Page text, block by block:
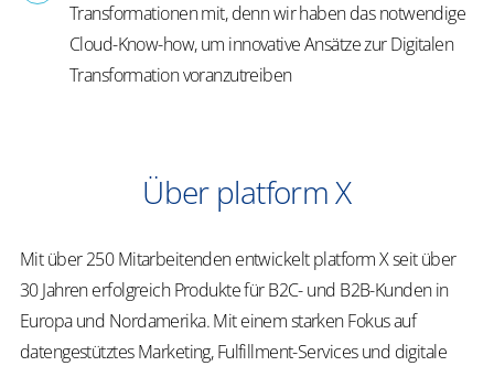
Transformationen mit, denn wir haben das notwendige
Cloud-Know-how, um innovative Ansätze zur Digitalen
Transformation voranzutreiben
Über platform X
Mit über 250 Mitarbeitenden entwickelt platform X seit über
30 Jahren erfolgreich Produkte für B2C- und B2B-Kunden in
Europa und Nordamerika. Mit einem starken Fokus auf
datengestütztes Marketing, Fulfillment-Services und digitale